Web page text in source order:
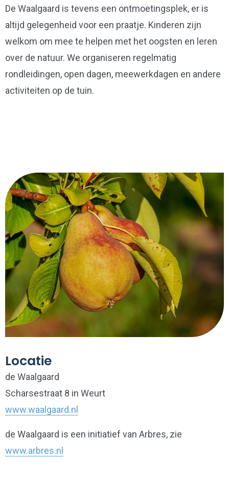
De Waalgaard is tevens een ontmoetingsplek, er is
altijd gelegenheid voor een praatje. Kinderen zijn
welkom om mee te helpen met het oogsten en leren
over de natuur. We organiseren regelmatig
rondleidingen, open dagen, meewerkdagen en andere
activiteiten op de tuin.
Locatie
de Waalgaard
Scharsestraat 8 in Weurt
www.waalgaard.nl
de Waalgaard is een initiatief van Arbres, zie
www.arbres.nl